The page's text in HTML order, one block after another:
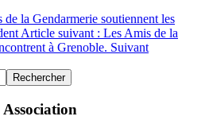
la Gendarmerie soutiennent les
Article suivant : Les Amis de la
à Grenoble. Suivant
Rechercher